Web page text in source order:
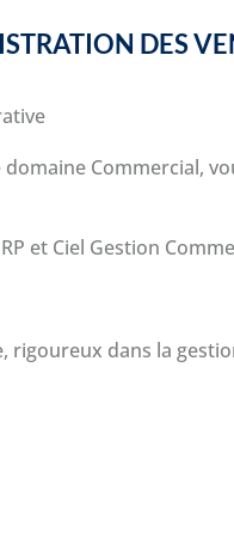
DES
Commercial,
et Ciel Gestion
rigoureux dans la